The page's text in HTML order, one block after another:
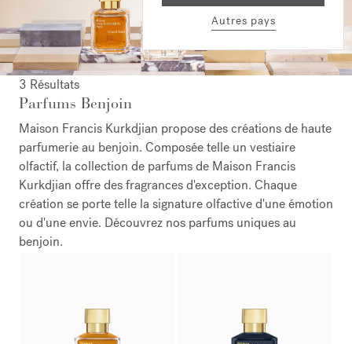
Autres pays
3 Résultats
Parfums Benjoin
Maison Francis Kurkdjian propose des créations de haute
parfumerie au benjoin. Composée telle un vestiaire
olfactif, la collection de parfums de Maison Francis
Kurkdjian offre des fragrances d'exception. Chaque
création se porte telle la signature olfactive d'une émotion
ou d'une envie. Découvrez nos parfums uniques au
benjoin.